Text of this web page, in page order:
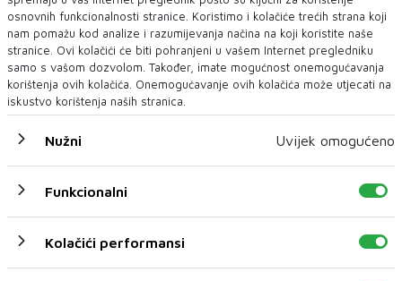
U novom broju pročitajte
osnovnih funkcionalnosti stranice. Koristimo i kolačiće trećih strana koji
nam pomažu kod analize i razumijevanja načina na koji koristite naše
stranice. Ovi kolačići će biti pohranjeni u vašem Internet pregledniku
samo s vašom dozvolom. Također, imate mogućnost onemogućavanja
korištenja ovih kolačića. Onemogućavanje ovih kolačića može utjecati na
iskustvo korištenja naših stranica.
Nužni Uvijek omogućeno
Funkcionalni
Kolačići performansi